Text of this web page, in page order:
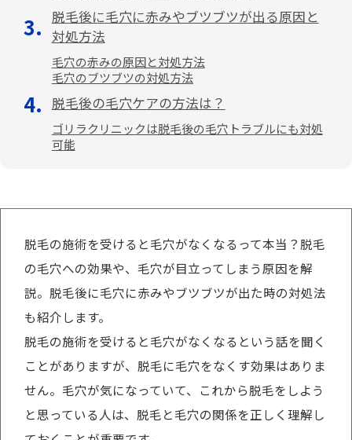
脱毛後に毛穴に赤みやブツブツが出る原因と
対処方法
毛穴の赤みの原因と対処方法
毛穴のブツブツの対処方法
脱毛後の毛穴ケアの方法は？
ゴリラクリニックは脱毛後の毛穴トラブルにも対処
可能
脱毛の施術を受けると毛穴がなくなるって本当？脱毛
の毛穴への効果や、毛穴が目立ってしまう原因を解
説。脱毛後に毛穴に赤みやブツブツが出た時の対処法
も紹介します。
脱毛の施術を受けると毛穴がなくなるという話を聞く
ことがありますが、脱毛に毛穴をなくす効果はありま
せん。毛穴が気になっていて、これから脱毛をしよう
と思っている人は、脱毛と毛穴の関係を正しく理解し